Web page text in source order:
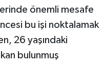
önemli mesafe
bu işi noktalamak
26 yaşındaki
kan bulunmuş